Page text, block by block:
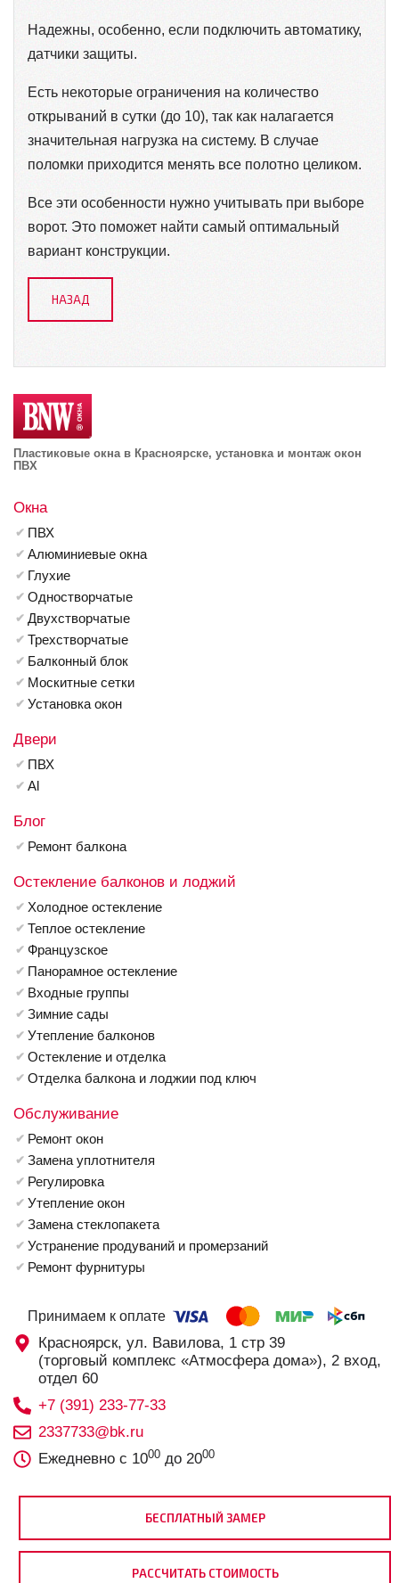
Надежны, особенно, если подключить автоматику,
датчики защиты.
Есть некоторые ограничения на количество
открываний в сутки (до 10), так как налагается
значительная нагрузка на систему. В случае
поломки приходится менять все полотно целиком.
Все эти особенности нужно учитывать при выборе
ворот. Это поможет найти самый оптимальный
вариант конструкции.
НАЗАД
Пластиковые окна в Красноярске, установка и монтаж окон
ПВХ
Окна
ПВХ
Алюминиевые окна
Глухие
Одностворчатые
Двухстворчатые
Трехстворчатые
Балконный блок
Москитные сетки
Установка окон
Двери
ПВХ
Al
Блог
Ремонт балкона
Остекление балконов и лоджий
Холодное остекление
Теплое остекление
Французское
Панорамное остекление
Входные группы
Зимние сады
Утепление балконов
Остекление и отделка
Отделка балкона и лоджии под ключ
Обслуживание
Ремонт окон
Замена уплотнителя
Регулировка
Утепление окон
Замена стеклопакета
Устранение продуваний и промерзаний
Ремонт фурнитуры
Принимаем к оплате
Красноярск, ул. Вавилова, 1 стр 39
(торговый комплекс «Атмосфера дома»), 2 вход,
отдел 60
+7 (391) 233-77-33
2337733@bk.ru
Ежедневно с 1000 до 2000
БЕСПЛАТНЫЙ ЗАМЕР
РАССЧИТАТЬ СТОИМОСТЬ